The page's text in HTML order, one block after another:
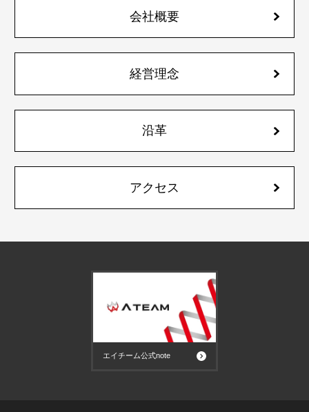
会社概要
経営理念
沿革
アクセス
エイチーム公式note